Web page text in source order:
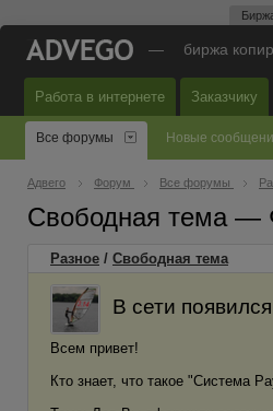
— биржа
Работа в интернете Заказчику
Все форумы Новые
Адвего Форум Все форумы
Свободная тема —
Разное / Свободная тема
В сети
Всем привет!
Кто знает, что такое "Система